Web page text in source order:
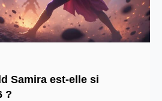
Samira est-elle si
?